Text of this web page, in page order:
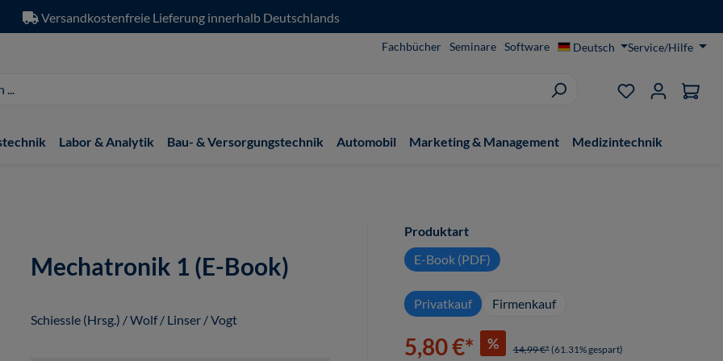
Versandkostenfreie Lieferung innerhalb Deutschlands
Fachbücher Seminare Software Deutsch Service/Hilfe
Du hast 0
Labor & Analytik Bau- & Versorgungstechnik Automobil Marketing & Management Medizintechnik
Mechatronik 1 (E-Book)
Schiessle (Hrsg.) / Wolf / Linser / Vogt
Produktartauswählen
E-Book (PDF)
Privatkauf Firmenkauf
5,80 €* % 14,99 €* (61.31% gespart)